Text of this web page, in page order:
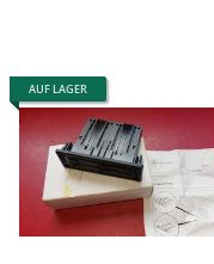
AUF LAGER